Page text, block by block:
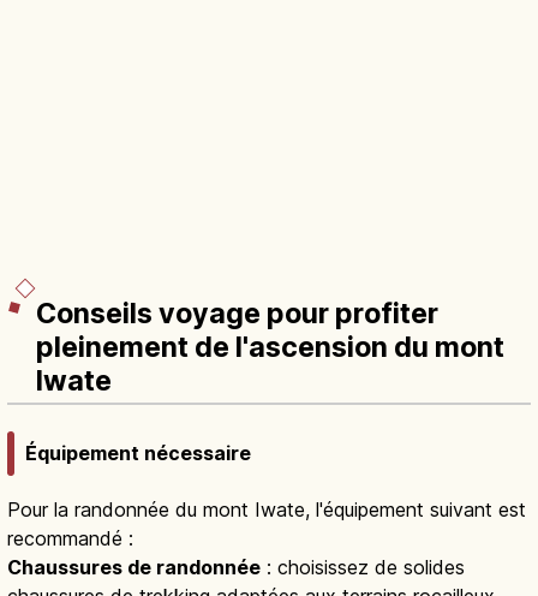
Conseils voyage pour profiter
pleinement de l'ascension du mont
Iwate
Équipement nécessaire
Pour la randonnée du mont Iwate, l'équipement suivant est
recommandé :
Chaussures de randonnée : choisissez de solides